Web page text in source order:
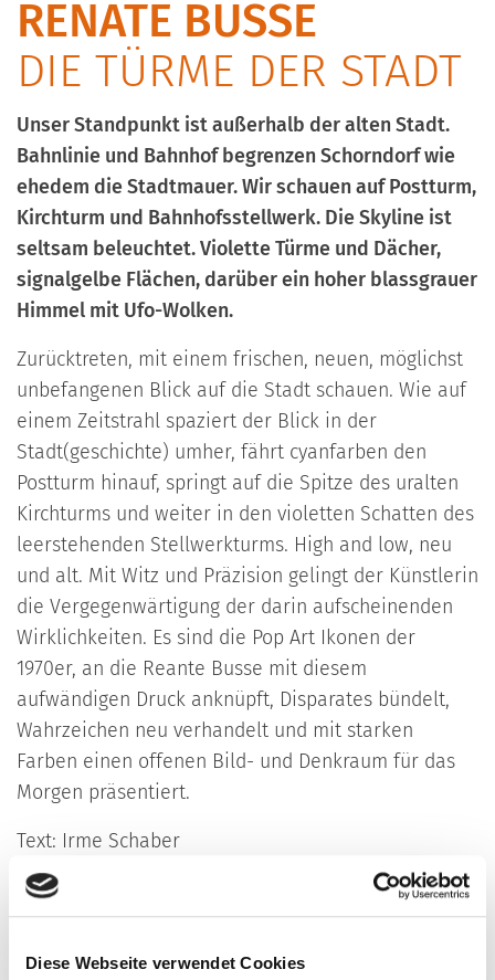
Diese Webseite verwendet Cookies
RENATE BUSSE
DIE TÜRME DER STADT
Unser Standpunkt ist außerhalb der alten Stadt.
Bahnlinie und Bahnhof begrenzen Schorndorf wie
ehedem die Stadtmauer. Wir schauen auf Postturm,
Kirchturm und Bahnhofsstellwerk. Die Skyline ist
seltsam beleuchtet. Violette Türme und Dächer,
signalgelbe Flächen, darüber ein hoher blassgrauer
Himmel mit Ufo-Wolken.
Zurücktreten, mit einem frischen, neuen, möglichst
unbefangenen Blick auf die Stadt schauen. Wie auf
einem Zeitstrahl spaziert der Blick in der
Stadt(geschichte) umher, fährt cyanfarben den
Postturm hinauf, springt auf die Spitze des uralten
Kirchturms und weiter in den violetten Schatten des
leerstehenden Stellwerkturms. High and low, neu
und alt. Mit Witz und Präzision gelingt der Künstlerin
die Vergegenwärtigung der darin aufscheinenden
Wirklichkeiten. Es sind die Pop Art Ikonen der
1970er, an die Reante Busse mit diesem
aufwändigen Druck anknüpft, Disparates bündelt,
Wahrzeichen neu verhandelt und mit starken
Farben einen offenen Bild- und Denkraum für das
Morgen präsentiert.
Text: Irme Schaber
VORSTELLUNG DER EDITION 26
Freitag, 27. November 2015 um 20 Uhrin der Q Galerie für